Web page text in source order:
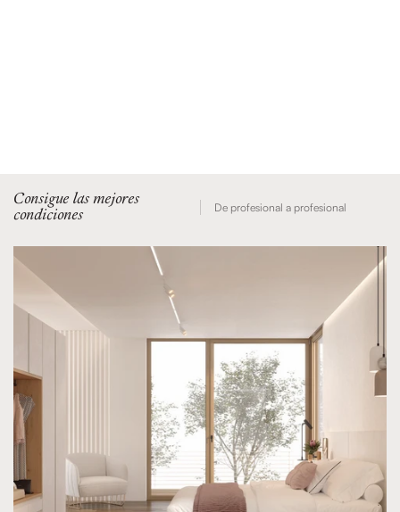
Consigue las mejores
condiciones
De profesional a profesional